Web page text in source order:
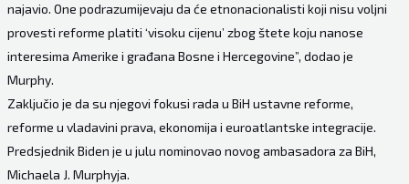
najavio. One podrazumijevaju da će etnonacionalisti koji nisu voljni
provesti reforme platiti ‘visoku cijenu’ zbog štete koju nanose
interesima Amerike i građana Bosne i Hercegovine”, dodao je
Murphy.
Zaključio je da su njegovi fokusi rada u BiH ustavne reforme,
reforme u vladavini prava, ekonomija i euroatlantske integracije.
Predsjednik Biden je u julu nominovao novog ambasadora za BiH,
Michaela J. Murphyja.